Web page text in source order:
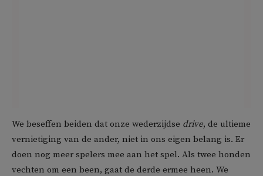
We beseffen beiden dat onze wederzijdse drive, de ultieme
vernietiging van de ander, niet in ons eigen belang is. Er
doen nog meer spelers mee aan het spel. Als twee honden
vechten om een been, gaat de derde ermee heen. We